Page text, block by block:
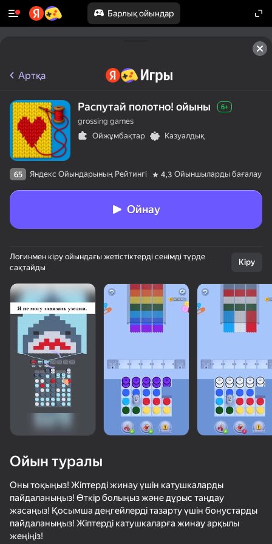
Барлық ойындар
50+ топ ойындар, оларды ойнайды
тіпті «ойнамайтын» адамдар да
Артқа
Распутай полотно! ойыны 6+
grossing games
Ойжұмбақтар
Казуалдық
65 Яндекс Ойындарының Рейтингі 4,3 Ойыншыларды бағалау
Ойнау
Логинмен кіру ойындағы жетістіктерді сенімді түрде
сақтайды
Кіру
Ойын туралы
Оны тоқыңыз! Жіптерді жинау үшін катушкаларды
пайдаланыңыз! Өткір болыңыз және дұрыс таңдау
жасаңыз! Қосымша деңгейлерді тазарту үшін бонустарды
пайдаланыңыз! Жіптерді катушкаларға жинау арқылы
жеңіңіз!